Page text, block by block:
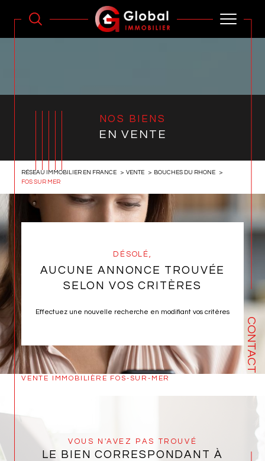
CONTACT
NOS BIENS
EN VENTE
RÉSEAU IMMOBILIER EN FRANCE VENTE
BOUCHES DU RHONE
FOS SUR MER
DÉSOLÉ,
AUCUNE ANNONCE TROUVÉE
SELON VOS CRITÈRES
Effectuez une nouvelle recherche en modifiant vos critères
VENTE IMMOBILIÈRE FOS-SUR-MER
VOUS N'AVEZ PAS TROUVÉ
LE BIEN CORRESPONDANT À